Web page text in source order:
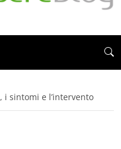
i sintomi e l’intervento